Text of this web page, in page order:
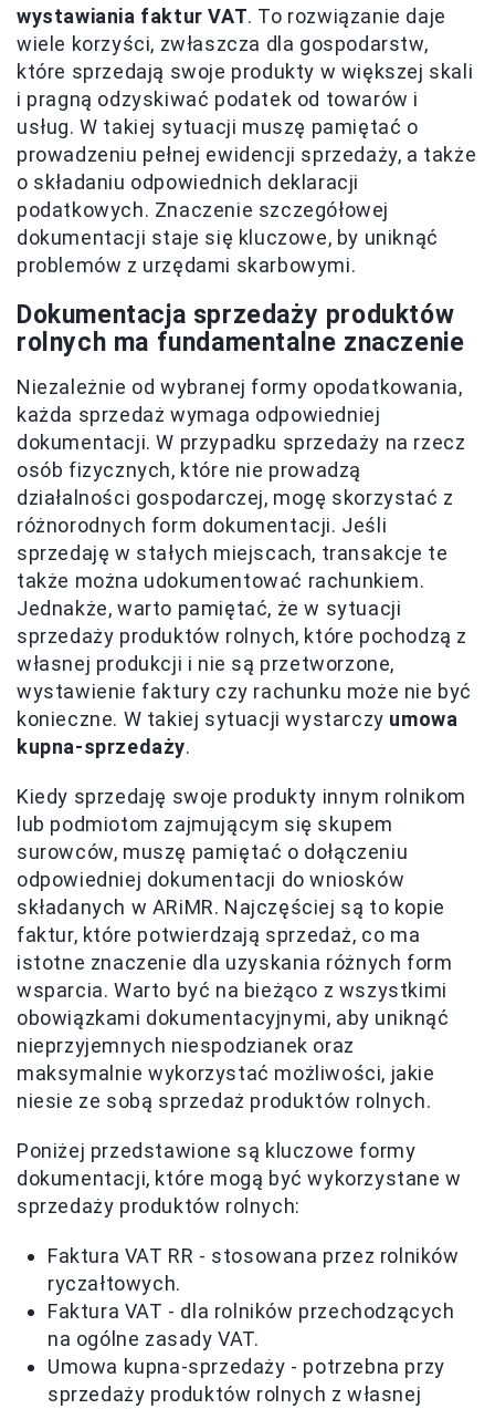
wystawiania faktur VAT. To rozwiązanie daje
wiele korzyści, zwłaszcza dla gospodarstw,
które sprzedają swoje produkty w większej skali
i pragną odzyskiwać podatek od towarów i
usług. W takiej sytuacji muszę pamiętać o
prowadzeniu pełnej ewidencji sprzedaży, a także
o składaniu odpowiednich deklaracji
podatkowych. Znaczenie szczegółowej
dokumentacji staje się kluczowe, by uniknąć
problemów z urzędami skarbowymi.
Dokumentacja sprzedaży produktów
rolnych ma fundamentalne znaczenie
Niezależnie od wybranej formy opodatkowania,
każda sprzedaż wymaga odpowiedniej
dokumentacji. W przypadku sprzedaży na rzecz
osób fizycznych, które nie prowadzą
działalności gospodarczej, mogę skorzystać z
różnorodnych form dokumentacji. Jeśli
sprzedaję w stałych miejscach, transakcje te
także można udokumentować rachunkiem.
Jednakże, warto pamiętać, że w sytuacji
sprzedaży produktów rolnych, które pochodzą z
własnej produkcji i nie są przetworzone,
wystawienie faktury czy rachunku może nie być
konieczne. W takiej sytuacji wystarczy umowa
kupna-sprzedaży.
Kiedy sprzedaję swoje produkty innym rolnikom
lub podmiotom zajmującym się skupem
surowców, muszę pamiętać o dołączeniu
odpowiedniej dokumentacji do wniosków
składanych w ARiMR. Najczęściej są to kopie
faktur, które potwierdzają sprzedaż, co ma
istotne znaczenie dla uzyskania różnych form
wsparcia. Warto być na bieżąco z wszystkimi
obowiązkami dokumentacyjnymi, aby uniknąć
nieprzyjemnych niespodzianek oraz
maksymalnie wykorzystać możliwości, jakie
niesie ze sobą sprzedaż produktów rolnych.
Poniżej przedstawione są kluczowe formy
dokumentacji, które mogą być wykorzystane w
sprzedaży produktów rolnych:
Faktura VAT RR - stosowana przez rolników
ryczałtowych.
Faktura VAT - dla rolników przechodzących
na ogólne zasady VAT.
Umowa kupna-sprzedaży - potrzebna przy
sprzedaży produktów rolnych z własnej